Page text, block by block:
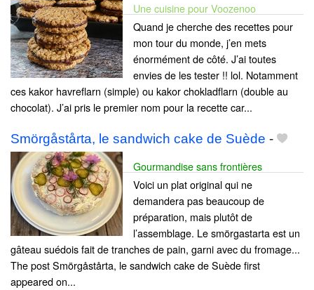
Une cuisine pour Voozenoo
Quand je cherche des recettes pour
mon tour du monde, j’en mets
énormément de côté. J’ai toutes
envies de les tester !! lol. Notamment
ces kakor havreflarn (simple) ou kakor chokladflarn (double au
chocolat). J’ai pris le premier nom pour la recette car...
Smörgåstårta, le sandwich cake de Suède -
Gourmandise sans frontières
Voici un plat original qui ne
demandera pas beaucoup de
préparation, mais plutôt de
l’assemblage. Le smörgastarta est un
gâteau suédois fait de tranches de pain, garni avec du fromage...
The post Smörgåstårta, le sandwich cake de Suède first
appeared on...